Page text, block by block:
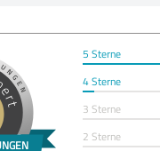
5 Sterne
4 Sterne
3 Sterne
2 Sterne